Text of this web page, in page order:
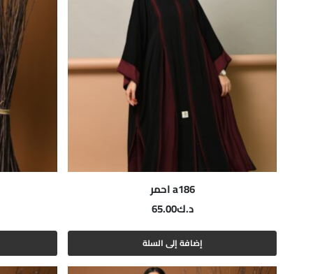
a186 احمر
د.ك65.00
إضافة إلى السلة